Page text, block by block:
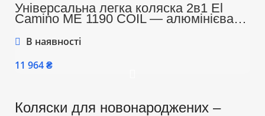
Універсальна легка коляска 2в1 El
Camino ME 1190 COIL — алюмінієва
книжкою, комплект аксесуарів, сірий
В наявності
₴
Коляски для новонароджених –